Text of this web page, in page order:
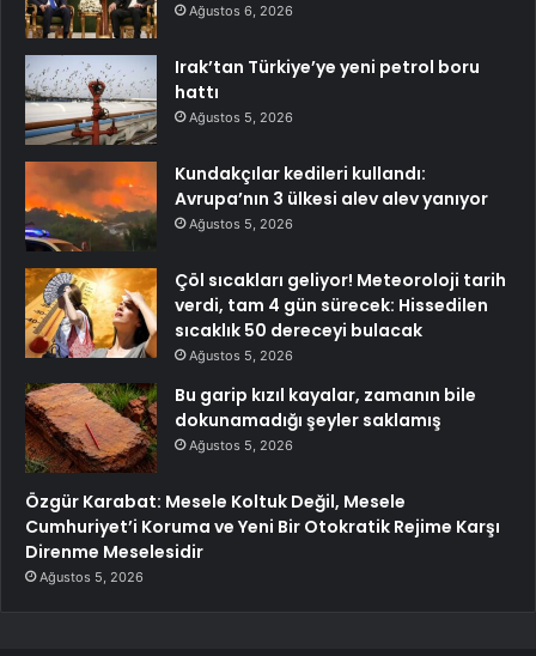
Ağustos 6, 2026
Irak’tan Türkiye’ye yeni petrol boru
hattı
Ağustos 5, 2026
Kundakçılar kedileri kullandı:
Avrupa’nın 3 ülkesi alev alev yanıyor
Ağustos 5, 2026
Çöl sıcakları geliyor! Meteoroloji tarih
verdi, tam 4 gün sürecek: Hissedilen
sıcaklık 50 dereceyi bulacak
Ağustos 5, 2026
Bu garip kızıl kayalar, zamanın bile
dokunamadığı şeyler saklamış
Ağustos 5, 2026
Özgür Karabat: Mesele Koltuk Değil, Mesele
Cumhuriyet’i Koruma ve Yeni Bir Otokratik Rejime Karşı
Direnme Meselesidir
Ağustos 5, 2026